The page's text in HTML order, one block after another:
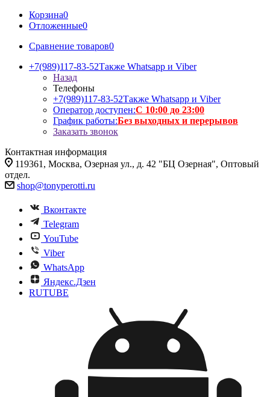
Корзина0
Отложенные0
Сравнение товаров0
+7(989)117-83-52Также Whatsapp и Viber
Назад
Телефоны
+7(989)117-83-52Также Whatsapp и Viber
Оператор доступен:С 10:00 до 23:00
График работы:Без выходных и перерывов
Заказать звонок
Контактная информация
119361, Москва, Озерная ул., д. 42 "БЦ Озерная", Оптовый
отдел.
shop@tonyperotti.ru
Вконтакте
Telegram
YouTube
Viber
WhatsApp
Яндекс.Дзен
RUTUBE